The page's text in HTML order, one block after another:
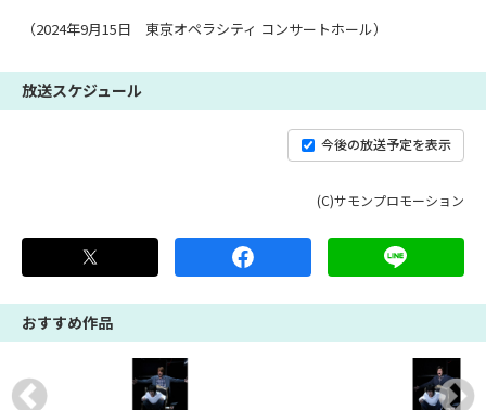
（2024年9月15日 東京オペラシティ コンサートホール）
放送スケジュール
今後の放送予定を表示
(C)サモンプロモーション
おすすめ作品